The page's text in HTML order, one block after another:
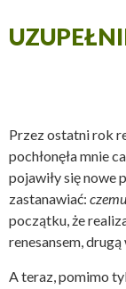
Przez ostatni rok
pochłonęła mnie
pojawiły się nowe
zastanawiać:
początku, że
renesansem, drugą
A teraz, pomimo